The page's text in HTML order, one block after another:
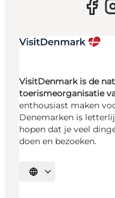
VisitDenmark is de
toerismeorganisatie
enthousiast maken
Denemarken is
hopen dat je veel
doen en bezoeken.
Selecteer taal